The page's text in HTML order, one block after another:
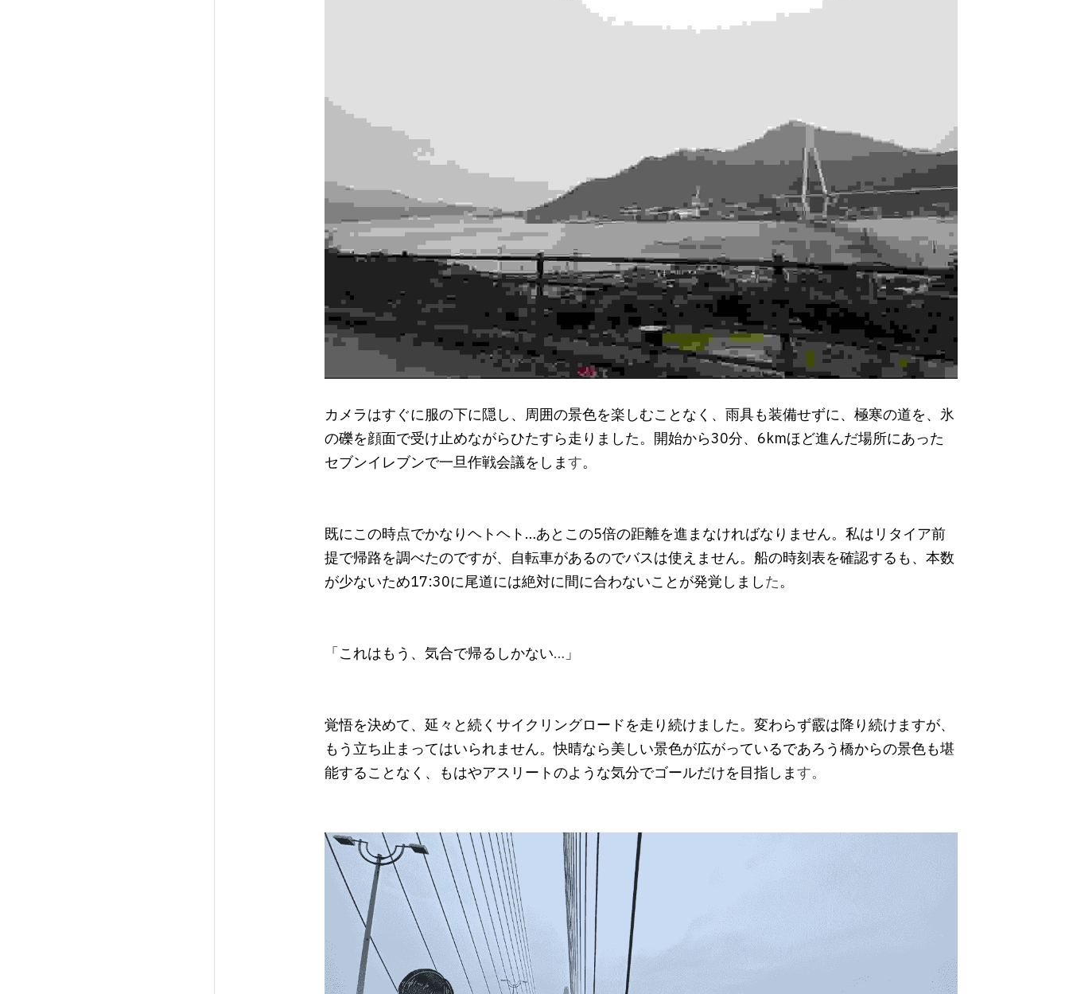
カメラはすぐに服の下に隠し、周囲の景色を楽しむことなく、雨具も装備せずに、極寒の道を、氷
の礫を顔面で受け止めながらひたすら走りました。開始から30分、6kmほど進んだ場所にあった
セブンイレブンで一旦作戦会議をします。
既にこの時点でかなりヘトヘト…あとこの5倍の距離を進まなければなりません。私はリタイア前
提で帰路を調べたのですが、自転車があるのでバスは使えません。船の時刻表を確認するも、本数
が少ないため17:30に尾道には絶対に間に合わないことが発覚しました。
「これはもう、気合で帰るしかない… 」
覚悟を決めて、延々と続くサイクリングロードを走り続けました。変わらず霰は降り続けますが、
もう立ち止まってはいられません。快晴なら美しい景色が広がっているであろう橋からの景色も堪
能することなく、もはやアスリートのような気分でゴールだけを目指します。